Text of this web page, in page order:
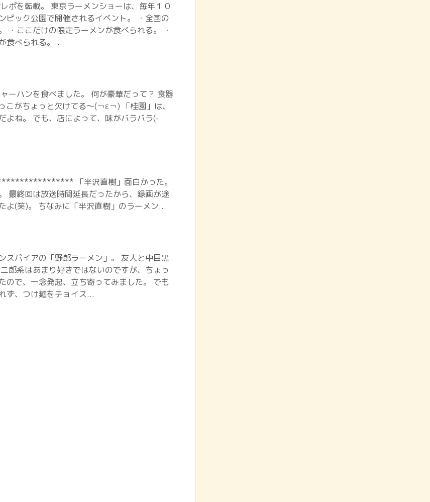
ポを転載。 東京ラーメンショーは、毎年１０
ピック公園で開催されるイベント。 ・全国の
・ここだけの限定ラーメンが食べられる。 ・
食べられる。...
ーハンを食べました。 何が豪華だって？ 食器
がちょっと欠けてる～(￢ε￢) 「桂園」は、
よね。 でも、店によって、味がバラバラ(-
「半沢直樹」面白かった。
最終回は放送時間延長だったから、録画が途
よ(笑)。 ちなみに「半沢直樹」のラーメン...
スパイアの「野郎ラーメン」。 友人と中目黒
郎系はあまり好きではないのですが、ちょっ
ので、一念発起、立ち寄ってみました。 でも
ず、つけ麺をチョイス...